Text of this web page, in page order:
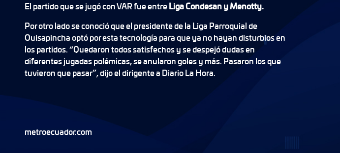
El partido que se jugó con VAR fue entreLiga Condesan y Menotty.
Por otro lado se conoció que el presidente de la Liga Parroquial de
Quisapincha optó por esta tecnología para que ya no hayan disturbios en
los partidos. “Quedaron todos satisfechos y se despejó dudas en
diferentes jugadas polémicas, se anularon goles y más. Pasaron los que
tuvieron que pasar”, dijo el dirigente a Diario La Hora.
metroecuador.com